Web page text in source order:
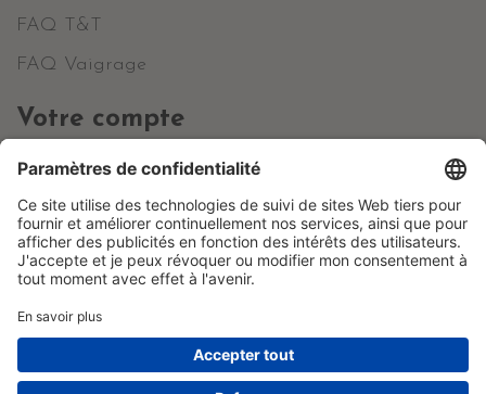
FAQ T&T
FAQ Vaigrage
Votre compte
Informations personnelles
Commandes
Avoirs
Adresses